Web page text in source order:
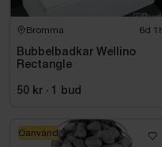
Bromma 6d
Bubbelbadkar Wellino
Rectangle
50 kr · bud
Oanvänd